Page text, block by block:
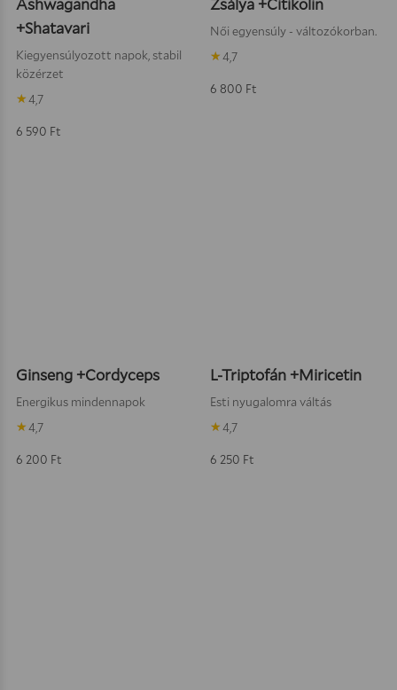
+Shatavari
Kiegyensúlyozott napok, stabil
közérzet
4,7
6 590 Ft
Női egyensúly - változókorban.
4,7
6 800 Ft
Ginseng +Cordyceps
Energikus mindennapok
4,7
6 200 Ft
L-Triptofán +Miricetin
Esti nyugalomra váltás
4,7
6 250 Ft